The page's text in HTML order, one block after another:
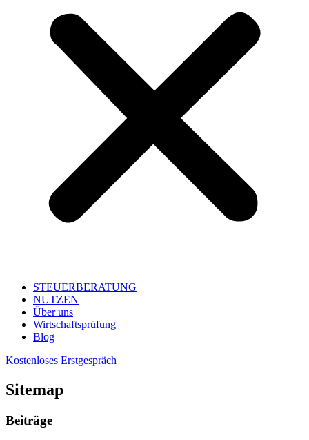
STEUERBERATUNG
NUTZEN
Über uns
Wirtschaftsprüfung
Blog
Kostenloses Erstgespräch
Sitemap
Beiträge